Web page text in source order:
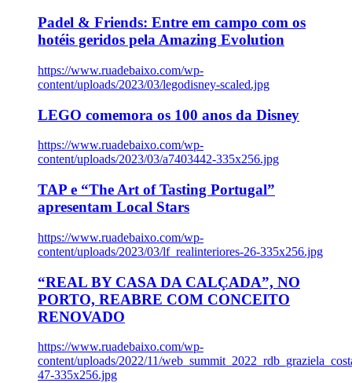
Padel & Friends: Entre em campo com os
hotéis geridos pela Amazing Evolution
https://www.ruadebaixo.com/wp-
content/uploads/2023/03/legodisney-scaled.jpg
LEGO comemora os 100 anos da Disney
https://www.ruadebaixo.com/wp-
content/uploads/2023/03/a7403442-335x256.jpg
TAP e “The Art of Tasting Portugal”
apresentam Local Stars
https://www.ruadebaixo.com/wp-
content/uploads/2023/03/lf_realinteriores-26-335x256.jpg
“REAL BY CASA DA CALÇADA”, NO
PORTO, REABRE COM CONCEITO
RENOVADO
https://www.ruadebaixo.com/wp-
content/uploads/2022/11/
47-335x256.jpg